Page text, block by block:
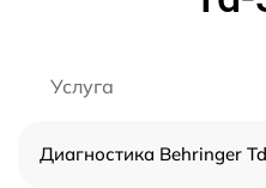
Услуга
Диагностика Behringer